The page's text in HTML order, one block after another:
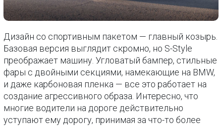
Дизайн со спортивным пакетом — главный козырь.
Базовая версия выглядит скромно, но S-Style
преображает машину. Угловатый бампер, стильные
фары с двойными секциями, намекающие на BMW,
и даже карбоновая пленка — все это работает на
создание агрессивного образа. Интересно, что
многие водители на дороге действительно
уступают ему дорогу, принимая за что-то более